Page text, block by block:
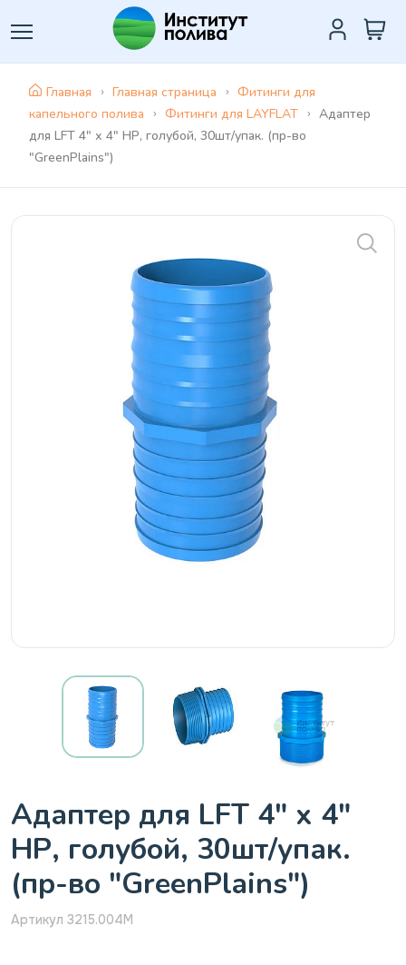
Главная Главная страница
Фитинги для
капельного полива
Фитинги для LAYFLAT
Адаптер
для LFT 4" х 4" НР, голубой, 30шт/упак. (пр-во
"GreenPlains")
Адаптер для LFT 4" х 4"
НР, голубой, 30шт/упак.
(пр-во "GreenPlains")
Артикул 3215.004M